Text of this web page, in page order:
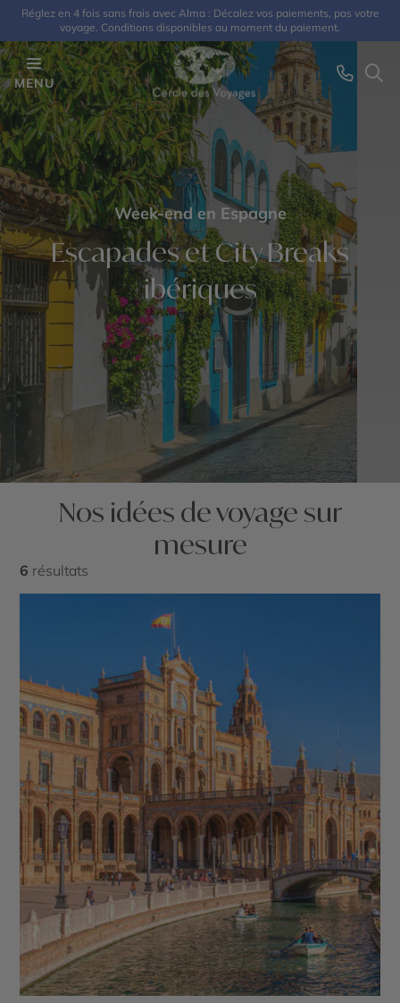
Réglez en 4 fois sans frais avec Alma : Décalez vos paiements, pas votre
voyage. Conditions disponibles au moment du paiement.
MENU
Week-end en Espagne
Escapades et City Breaks
ibériques
Nos idées de voyage sur
mesure
6 résultats